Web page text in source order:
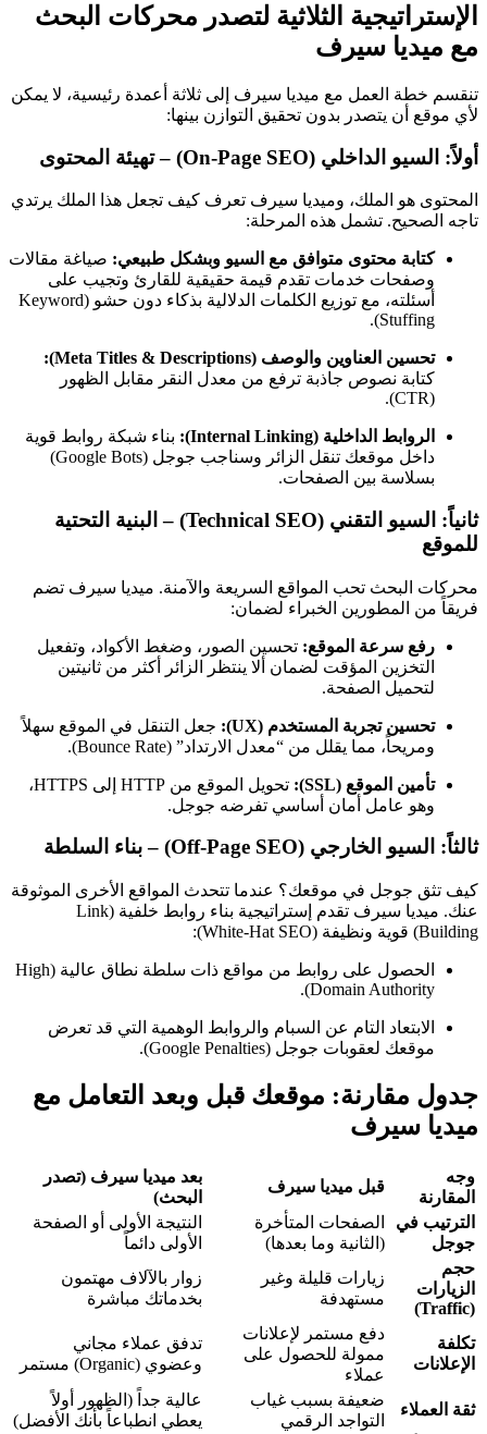
الإستراتيجية الثلاثية لتصدر محركات البحث
مع ميديا سيرف
تنقسم خطة العمل مع ميديا سيرف إلى ثلاثة أعمدة رئيسية، لا يمكن
لأي موقع أن يتصدر بدون تحقيق التوازن بينها:
أولاً: السيو الداخلي (On-Page SEO) – تهيئة المحتوى
المحتوى هو الملك، وميديا سيرف تعرف كيف تجعل هذا الملك يرتدي
تاجه الصحيح. تشمل هذه المرحلة:
كتابة محتوى متوافق مع السيو وبشكل طبيعي: صياغة مقالات
وصفحات خدمات تقدم قيمة حقيقية للقارئ وتجيب على
أسئلته، مع توزيع الكلمات الدلالية بذكاء دون حشو (Keyword
Stuffing).
تحسين العناوين والوصف (Meta Titles & Descriptions):
كتابة نصوص جاذبة ترفع من معدل النقر مقابل الظهور
(CTR).
الروابط الداخلية (Internal Linking):
بناء شبكة روابط قوية
داخل موقعك تنقل الزائر وسناجب جوجل (Google Bots)
بسلاسة بين الصفحات.
ثانياً: السيو التقني (Technical SEO) – البنية التحتية
للموقع
محركات البحث تحب المواقع السريعة والآمنة. ميديا سيرف تضم
فريقاً من المطورين الخبراء لضمان:
رفع سرعة الموقع: تحسين الصور، وضغط الأكواد، وتفعيل
التخزين المؤقت لضمان ألا ينتظر الزائر أكثر من ثانيتين
لتحميل الصفحة.
تحسين تجربة المستخدم (UX):
جعل التنقل في الموقع سهلاً
ومريحاً، مما يقلل من “معدل الارتداد” (Bounce Rate).
تأمين الموقع (SSL):
تحويل الموقع من HTTP إلى HTTPS،
وهو عامل أمان أساسي تفرضه جوجل.
ثالثاً: السيو الخارجي (Off-Page SEO) – بناء السلطة
كيف تثق جوجل في موقعك؟ عندما تتحدث المواقع الأخرى الموثوقة
عنك. ميديا سيرف تقدم إستراتيجية بناء روابط خلفية (Link
Building) قوية ونظيفة (White-Hat SEO):
الحصول على روابط من مواقع ذات سلطة نطاق عالية (High
Domain Authority).
الابتعاد التام عن السبام والروابط الوهمية التي قد تعرض
موقعك لعقوبات جوجل (Google Penalties).
جدول مقارنة: موقعك قبل وبعد التعامل مع
ميديا سيرف
وجه
المقارنة
قبل ميديا سيرف
بعد ميديا سيرف (تصدر
البحث)
الترتيب في
جوجل
الصفحات المتأخرة
(الثانية وما بعدها)
النتيجة الأولى أو الصفحة
الأولى دائماً
حجم
الزيارات
(Traffic)
زيارات قليلة وغير
مستهدفة
زوار بالآلاف مهتمون
بخدماتك مباشرة
تكلفة
الإعلانات
دفع مستمر لإعلانات
ممولة للحصول على
عملاء
تدفق عملاء مجاني
وعضوي (Organic) مستمر
ثقة العملاء
ضعيفة بسبب غياب
التواجد الرقمي
عالية جداً (الظهور أولاً
يعطي انطباعاً بأنك الأفضل)